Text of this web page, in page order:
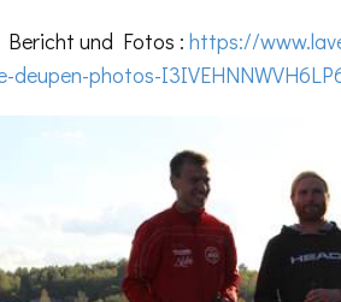
Bericht und Fotos : https://
deupen-photos-